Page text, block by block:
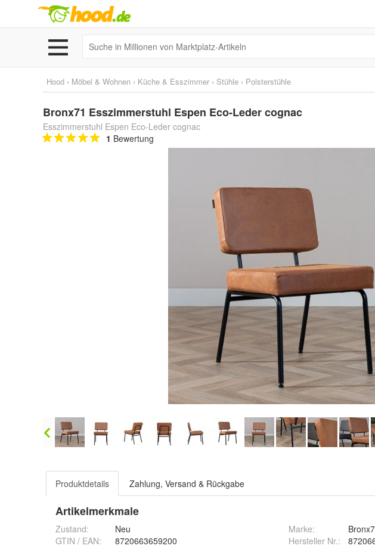
Hood › Möbel & Wohnen › Küche & Esszimmer › Stühle › Polsterstühle
Bronx71 Esszimmerstuhl Espen Eco-Leder cognac
Esszimmerstuhl Espen Eco-Leder cognac
1 Bewertung
Produktdetails Zahlung, Versand & Rückgabe
Artikelmerkmale
Zustand:
Neu
GTIN / EAN:
8720663659200
Marke:
Hersteller Nr.: